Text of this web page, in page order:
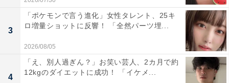
3
「ポケモンで言う進化」女性タレント、25キ
ロ増量ショットに反響！ 「全然パーツ埋...
2026/08/05
4
「え、別人過ぎん？」お笑い芸人、2カ月で約
12kgのダイエットに成功！ 「イケメ...